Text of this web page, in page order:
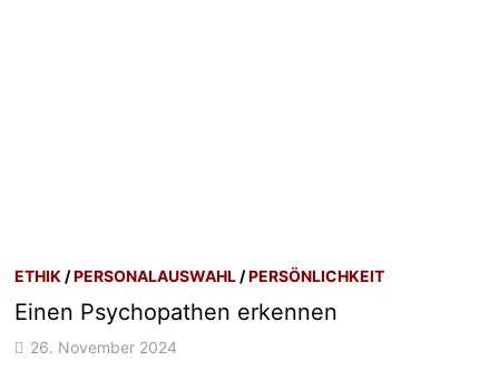
ETHIK /PERSONALAUSWAHL /PERSÖNLICHKEIT
Einen Psychopathen erkennen
26. November 2024